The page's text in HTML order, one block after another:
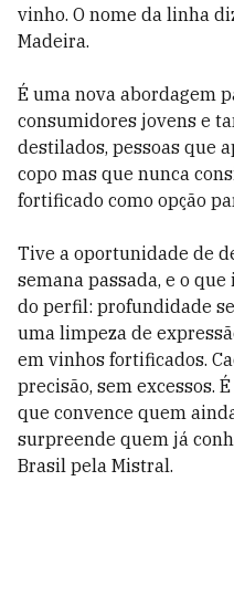
vinho. O nome da linha
Madeira.
É uma nova abordagem
consumidores jovens e
destilados, pessoas que
copo mas que nunca
fortificado como opção
Tive a oportunidade de
semana passada, e o
do perfil: profundidade
uma limpeza de
em vinhos fortificados.
precisão, sem excessos.
que convence quem
surpreende quem já
Brasil pela Mistral.